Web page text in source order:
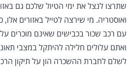
שתרצו לנצל את ימי הטיול שלכם גם
ואוסטריה. מי שירצה לטייל באזורים
עם רכב שכור בכבישים שאינם מוכרים
ואתם עלולים חלילה להיתקל במצבי
לשלם לחברת ההשכרה הון על תיקון